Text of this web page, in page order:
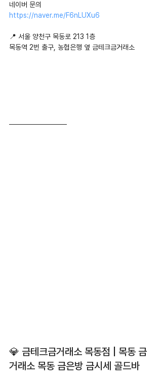
네이버 문의
https://naver.me/F6nLUXu6
📍 서울 양천구 목동로 213 1층
목동역 2번 출구, 농협은행 옆 금테크금거래소
💎 금테크금거래소 목동점 | 목동 금
거래소 목동 금은방 금시세 골드바